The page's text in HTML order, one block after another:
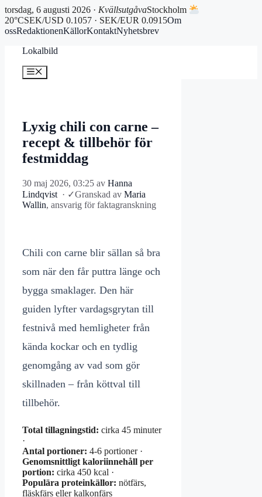
torsdag, 6 augusti 2026 · KvällsutgåvaStockholm
20°CSEK/USD 0.1057 · SEK/EUR 0.0915Om
ossRedaktionenKällorKontaktNyhetsbrev
Lokalbild
Meny
Lyxig chili con carne –
recept & tillbehör för
festmiddag
30 maj 2026, 03:25 av Hanna
Lindqvist · ✓Granskad av Maria
Wallin, ansvarig för faktagranskning
Chili con carne blir sällan så bra
som när den får puttra länge och
bygga smaklager. Den här
guiden lyfter vardagsgrytan till
festnivå med hemligheter från
kända kockar och en tydlig
genomgång av vad som gör
skillnaden – från köttval till
tillbehör.
Total tillagningstid: cirka 45 minuter
·
Antal portioner: 4-6 portioner ·
Genomsnittligt kaloriinnehåll per
portion: cirka 450 kcal ·
Populära proteinkällor: nötfärs,
fläskfärs eller kalkonfärs